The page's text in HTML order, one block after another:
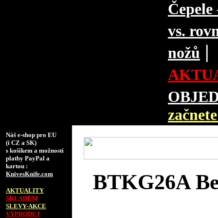
vs.
nožů |
Náš e-shop pro EU
(i CZ a SK)
s košíkem a možností
platby PayPal a
kartou :
KnivesKnife.com
AKTUALITY
SKLADEM
SLEVY-AKCE
VÝPRODEJ
BTKG26A